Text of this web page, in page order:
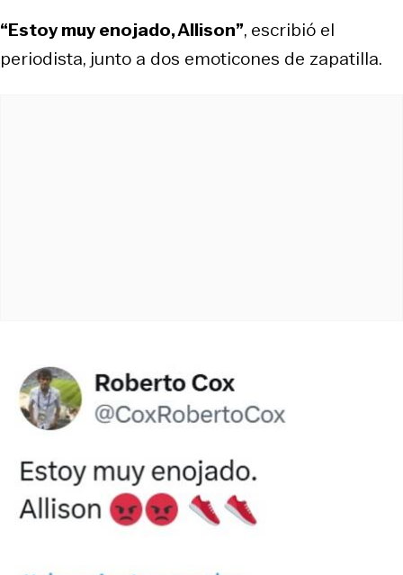
“Estoy muy enojado, Allison”, escribió el
periodista, junto a dos emoticones de zapatilla.